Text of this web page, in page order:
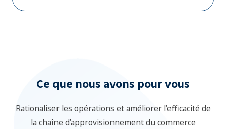
Ce que nous avons pour vous
Rationaliser les opérations et améliorer l’efficacité de
la chaîne d’approvisionnement du commerce